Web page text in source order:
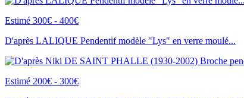
Estimé 300€ - 400€
D'après LALIQUE Pendentif modèle "Lys" en verre moulé...
Estimé 200€ - 300€